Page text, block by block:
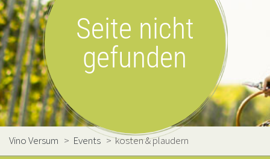
Seite nicht
gefunden
Vino Versum > Events >kosten & plaudern